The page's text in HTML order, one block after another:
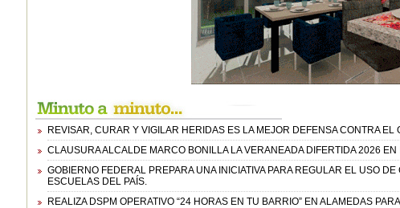
REVISAR, CURAR Y VIGILAR HERIDAS ES LA MEJOR DEFENSA CONTRA
CLAUSURA ALCALDE MARCO BONILLA LA VERANEADA DIFERTIDA 2026
GOBIERNO FEDERAL PREPARA UNA INICIATIVA PARA REGULAR EL USO
ESCUELAS DEL PAÍS.
REALIZA DSPM OPERATIVO “24 HORAS EN TU BARRIO” EN ALAMEDAS